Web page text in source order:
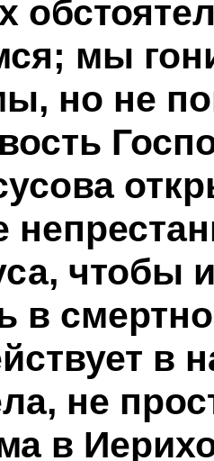
мы
но не
чтобы
в
в
не
в